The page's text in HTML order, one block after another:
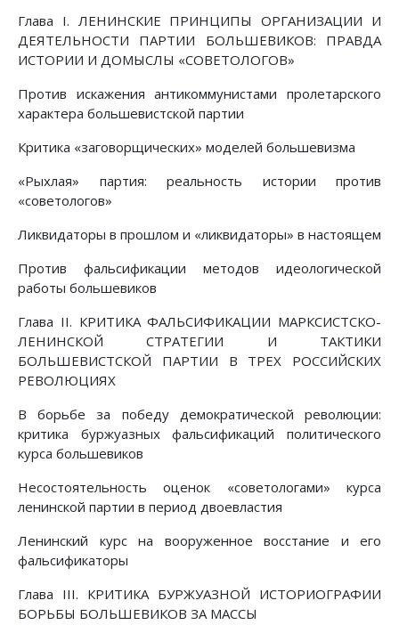
Глава I. ЛЕНИНСКИЕ ПРИНЦИПЫ ОРГАНИЗАЦИИ И
ДЕЯТЕЛЬНОСТИ ПАРТИИ БОЛЬШЕВИКОВ: ПРАВДА
ИСТОРИИ И ДОМЫСЛЫ «СОВЕТОЛОГОВ»
Против искажения антикоммунистами пролетарского
характера большевистской партии
Критика «заговорщических» моделей большевизма
«Рыхлая» партия: реальность истории против
«советологов»
Ликвидаторы в прошлом и «ликвидаторы» в настоящем
Против фальсификации методов идеологической
работы большевиков
Глава II. КРИТИКА ФАЛЬСИФИКАЦИИ МАРКСИСТСКО-
ЛЕНИНСКОЙ СТРАТЕГИИ И ТАКТИКИ
БОЛЬШЕВИСТСКОЙ ПАРТИИ В ТРЕХ РОССИЙСКИХ
РЕВОЛЮЦИЯХ
В борьбе за победу демократической революции:
критика буржуазных фальсификаций политического
курса большевиков
Несостоятельность оценок «советологами» курса
ленинской партии в период двоевластия
Ленинский курс на вооруженное восстание и его
фальсификаторы
Глава III. КРИТИКА БУРЖУАЗНОЙ ИСТОРИОГРАФИИ
БОРЬБЫ БОЛЬШЕВИКОВ ЗА МАССЫ